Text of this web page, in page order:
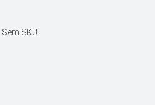
Sem SKU.